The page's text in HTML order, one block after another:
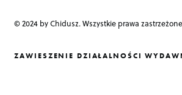
© 2024 by Chidusz. Wszystkie prawa
ZAWIESZENIE DZIAŁALNOŚCI